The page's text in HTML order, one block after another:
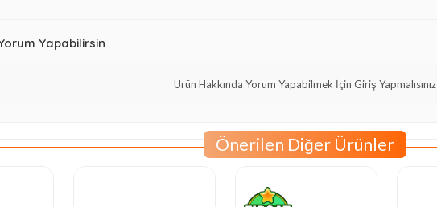
Yapabilirsin
Ürün Hakkında Yorum Yapabilmek İçin Giriş Yapmalısınız
Önerilen Diğer Ürünler